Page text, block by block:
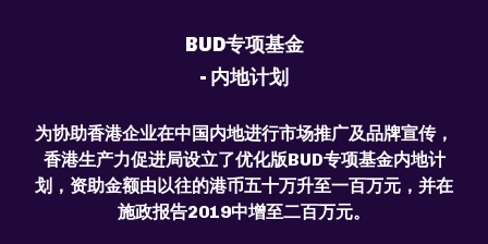
BUD专项基金
- 内地计划
为协助香港企业在中国内地进行市场推广及品牌宣传，
香港生产力促进局设立了优化版BUD专项基金内地计
划，资助金额由以往的港币五十万升至一百万元，并在
施政报告2019中增至二百万元。